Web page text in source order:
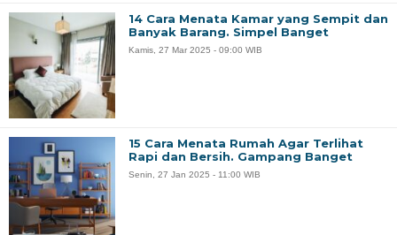
14 Cara Menata Kamar yang Sempit dan
Banyak Barang. Simpel Banget
Kamis, 27 Mar 2025 - 09:00 WIB
15 Cara Menata Rumah Agar Terlihat
Rapi dan Bersih. Gampang Banget
Senin, 27 Jan 2025 - 11:00 WIB